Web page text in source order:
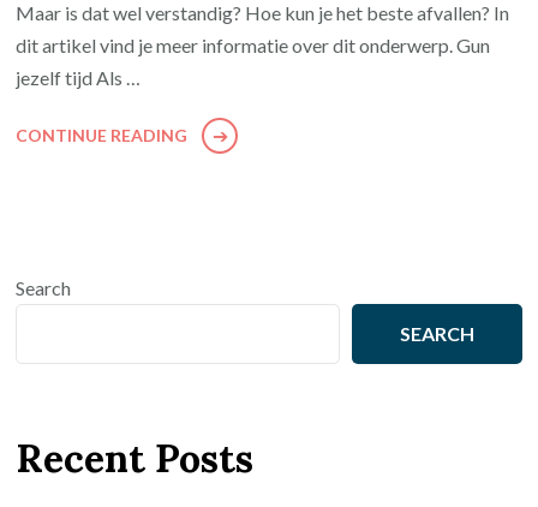
Maar is dat wel verstandig? Hoe kun je het beste afvallen? In
dit artikel vind je meer informatie over dit onderwerp. Gun
jezelf tijd Als …
CONTINUE READING
Search
SEARCH
Recent Posts